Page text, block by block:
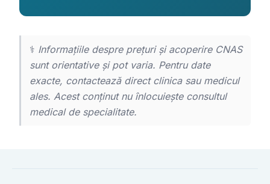
⚕️ Informațiile despre prețuri și acoperire CNAS
sunt orientative și pot varia. Pentru date
exacte, contactează direct clinica sau medicul
ales. Acest conținut nu înlocuiește consultul
medical de specialitate.